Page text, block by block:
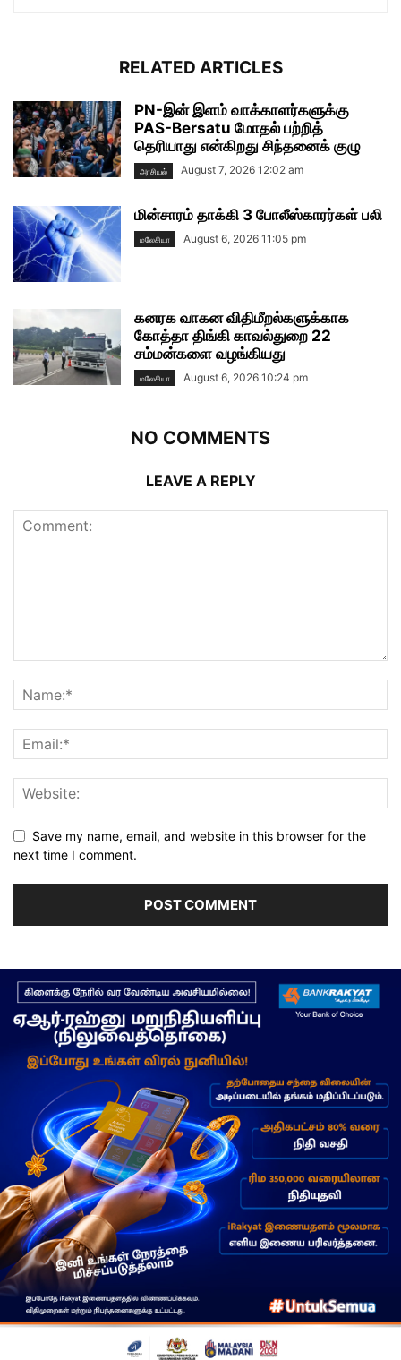
RELATED ARTICLES
PN-இன் இளம் வாக்காளர்களுக்கு
PAS-Bersatu மோதல் பற்றித்
தெரியாது என்கிறது சிந்தனைக் குழு
அரசியல் August 7, 2026 12:02 am
மின்சாரம் தாக்கி 3 போலீஸ்காரர்கள் பலி
மலேசியா August 6, 2026 11:05 pm
கனரக வாகன விதிமீறல்களுக்காக
கோத்தா திங்கி காவல்துறை 22
சம்மன்களை வழங்கியது
மலேசியா August 6, 2026 10:24 pm
NO COMMENTS
LEAVE A REPLY
Save my name, email, and website in this browser for the
next time I comment.